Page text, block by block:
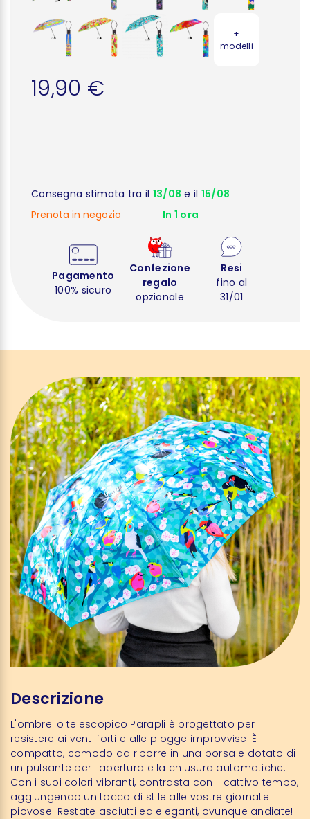
+
modelli
19,90 €
Consegna stimata tra il 13/08 e il 15/08
Prenota in negozio
In 1 ora
Pagamento
100% sicuro
Confezione
regalo
opzionale
Resi
fino al
31/01
Descrizione
L'ombrello telescopico Parapli è progettato per
resistere ai venti forti e alle piogge improvvise. È
compatto, comodo da riporre in una borsa e dotato di
un pulsante per l'apertura e la chiusura automatiche.
Con i suoi colori vibranti, contrasta con il cattivo tempo,
aggiungendo un tocco di stile alle vostre giornate
piovose. Restate asciutti ed eleganti, ovunque andiate!